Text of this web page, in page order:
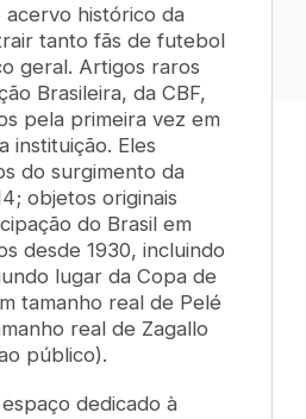
histórico da
tanto fãs de futebol
geral. Artigos raros
Brasileira, da CBF,
pela primeira vez em
instituição. Eles
do surgimento da
objetos originais
do Brasil em
desde 1930, incluindo
lugar da Copa de
tamanho real de Pelé
real de Zagallo
público).
dedicado à